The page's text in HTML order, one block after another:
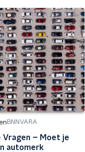
BNNVARA
Vragen – Moet je
automerk